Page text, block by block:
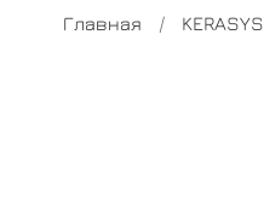
Главная KERASYS